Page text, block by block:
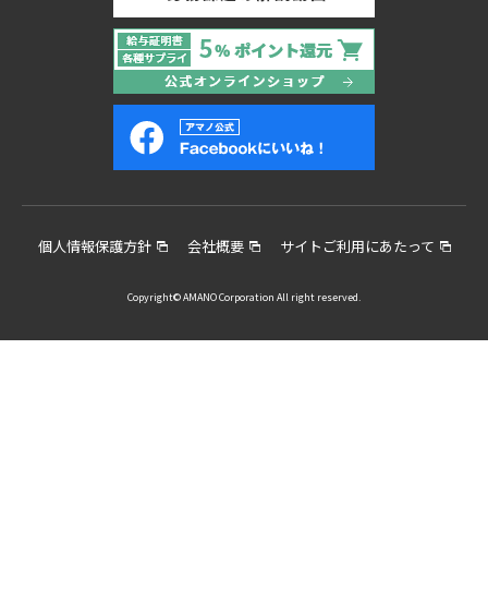
個人情報保護方針 会社概要 サイトご利用にあたって
Copyright© AMANO Corporation All right reserved.